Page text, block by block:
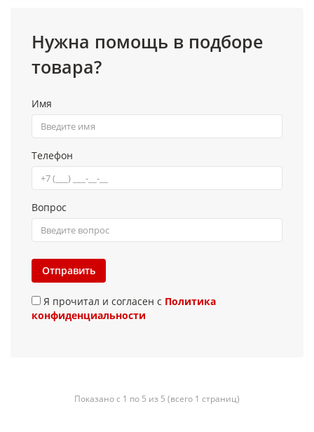
Нужна помощь в подборе
товара?
Имя
Телефон
Вопрос
Отправить
Я прочитал и согласен с Политика
конфиденциальности
Показано с 1 по 5 из 5 (всего 1 страниц)